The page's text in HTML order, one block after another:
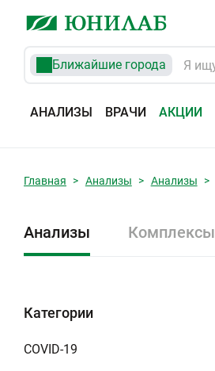
Ближайшие города
АНАЛИЗЫ ВРАЧИ АКЦИИ
Главная Анализы Анализы
Анализы Комплексы
Категории
COVID-19